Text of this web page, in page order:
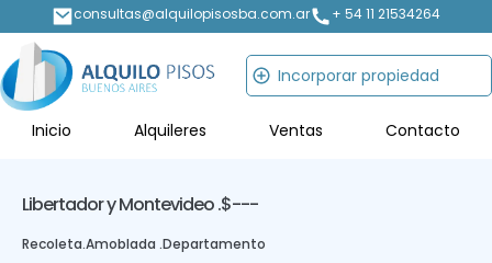
consultas@alquilopisosba.com.ar + 54 11 21534264
Incorporar propiedad
Inicio Alquileres Ventas Contacto
Libertador y Montevideo .$---
Recoleta.Amoblada .Departamento